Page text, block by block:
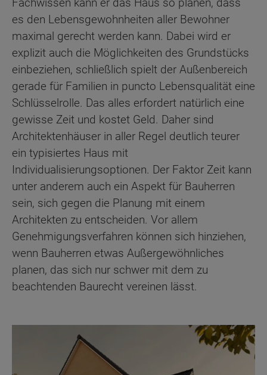
es den Lebensgewohnheiten aller Bewohner
maximal gerecht werden kann. Dabei wird er
explizit auch die Möglichkeiten des Grundstücks
einbeziehen, schließlich spielt der Außenbereich
gerade für Familien in puncto Lebensqualität eine
Schlüsselrolle. Das alles erfordert natürlich eine
gewisse Zeit und kostet Geld. Daher sind
Architektenhäuser in aller Regel deutlich teurer
ein typisiertes Haus mit
Individualisierungsoptionen. Der Faktor Zeit kann
unter anderem auch ein Aspekt für Bauherren
sein, sich gegen die Planung mit einem
Architekten zu entscheiden. Vor allem
Genehmigungsverfahren können sich hinziehen,
wenn Bauherren etwas Außergewöhnliches
planen, das sich nur schwer mit dem zu
beachtenden Baurecht vereinen lässt.